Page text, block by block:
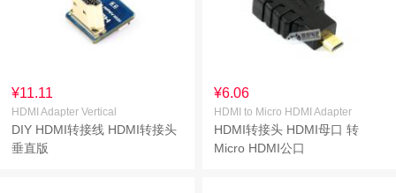
¥6.06
HDMI to Micro HDMI Adapter
HDMI转接头 HDMI母口 转
Micro HDMI公口
¥11.11
HDMI Adapter Vertical
DIY HDMI转接线 HDMI转接头
垂直版